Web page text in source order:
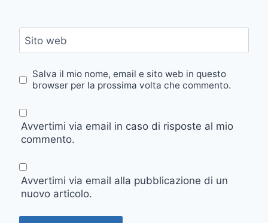
Sito web
Salva il mio nome, email e sito web in questo
browser per la prossima volta che commento.
Avvertimi via email in caso di risposte al mio
commento.
Avvertimi via email alla pubblicazione di un
nuovo articolo.